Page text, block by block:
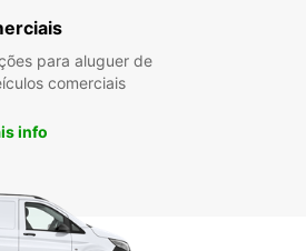
de Landshut,
medieval, pode
para visitar
ou o
para aluguer de
comerciais
info